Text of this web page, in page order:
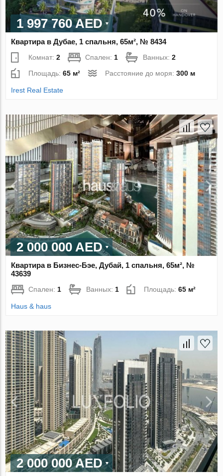
1 997 760 AED
Квартира в Дубае, 1 спальня, 65м², № 8434
Комнат:2 Спален: 1 Ванных:2
Площадь:65 м² Расстояние до моря:300 м
Irest Real Estate
2 000 000 AED
Квартира в Бизнес-Бэе, Дубай, 1 спальня, 65м², №
43639
Спален: 1 Ванных: 1 Площадь:65 м²
Haus & haus
2 000 000 AED